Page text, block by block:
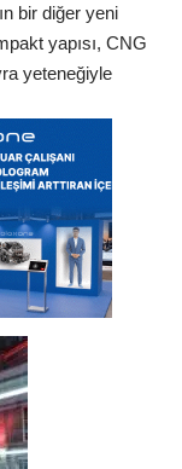
bir diğer yeni
yapısı, CNG
yeteneğiyle